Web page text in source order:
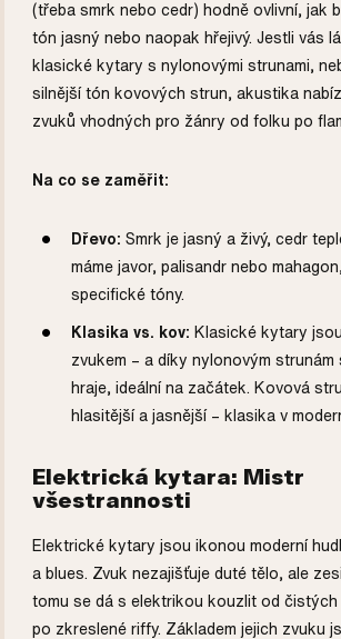
(třeba smrk nebo cedr) hodně ovlivní, jak
tón jasný nebo naopak hřejivý. Jestli vás
klasické kytary s nylonovými strunami,
silnější tón kovových strun, akustika
zvuků vhodných pro žánry od folku po
Na co se zaměřit:
Dřevo: Smrk je jasný a živý, cedr
máme javor, palisandr nebo
specifické tóny.
Klasika vs. kov: Klasické kytary
zvukem – a díky nylonovým strunám
hraje, ideální na začátek. Kovová
hlasitější a jasnější – klasika v
Elektrická kytara: Mistr
všestrannosti
Elektrické kytary jsou ikonou moderní
a blues. Zvuk nezajišťuje duté tělo, ale
tomu se dá s elektrikou kouzlit od čistých
po zkreslené riffy. Základem jejich zvuku